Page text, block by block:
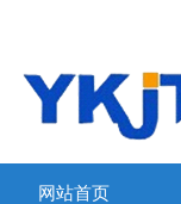
网站首页